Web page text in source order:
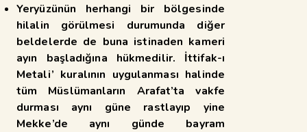
Yeryüzünün herhangi bir bölgesinde
hilalin görülmesi durumunda diğer
beldelerde de buna istinaden kameri
ayın başladığına hükmedilir. İttifak-ı
Metali’ kuralının uygulanması halinde
tüm Müslümanların Arafat’ta vakfe
durması aynı güne rastlayıp yine
Mekke’de aynı günde bayram